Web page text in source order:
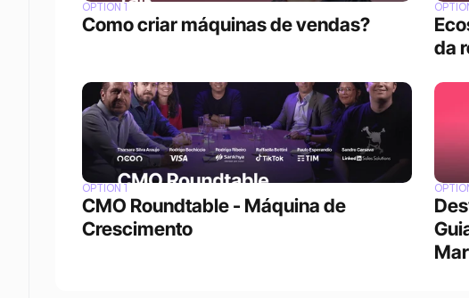
OPTION 1
Como criar máquinas de vendas?
da
OPTION 1
CMO Roundtable - Máquina de
Crescimento